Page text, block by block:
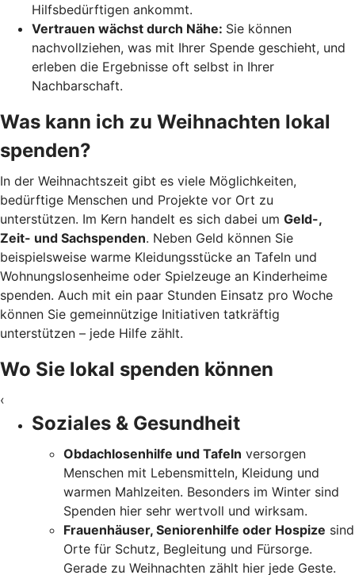
Hilfsbedürftigen ankommt.
Vertrauen wächst durch Nähe: Sie können
nachvollziehen, was mit Ihrer Spende geschieht, und
erleben die Ergebnisse oft selbst in Ihrer
Nachbarschaft.
Was kann ich zu Weihnachten lokal
spenden?
In der Weihnachtszeit gibt es viele Möglichkeiten,
bedürftige Menschen und Projekte vor Ort zu
unterstützen. Im Kern handelt es sich dabei um Geld-,
Zeit- und Sachspenden. Neben Geld können Sie
beispielsweise warme Kleidungsstücke an Tafeln und
Wohnungslosenheime oder Spielzeuge an Kinderheime
spenden. Auch mit ein paar Stunden Einsatz pro Woche
können Sie gemeinnützige Initiativen tatkräftig
unterstützen – jede Hilfe zählt.
Wo Sie lokal spenden können
‹
Soziales & Gesundheit
Obdachlosenhilfe und Tafeln versorgen
Menschen mit Lebensmitteln, Kleidung und
warmen Mahlzeiten. Besonders im Winter sind
Spenden hier sehr wertvoll und wirksam.
Frauenhäuser, Seniorenhilfe oder Hospize sind
Orte für Schutz, Begleitung und Fürsorge.
Gerade zu Weihnachten zählt hier jede Geste.